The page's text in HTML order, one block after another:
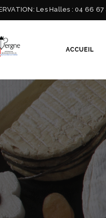
Les Halles : 04 66 67
ACCUEIL